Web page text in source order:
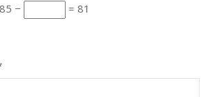
85 − = 81